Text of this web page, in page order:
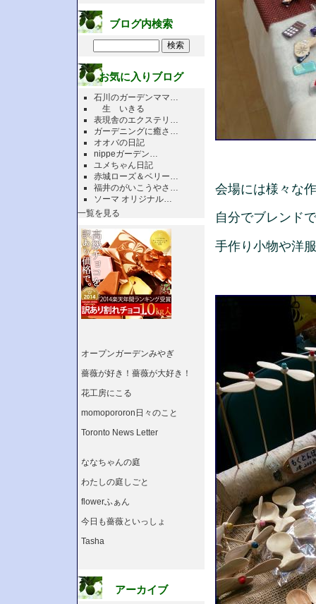
会場には様々な
自分でブレンド
手作り小物や洋
ブログ内検索
お気に入りブログ
石川のガーデンママ…
生 いきる
表現舎のエクステリ…
ガーデニングに癒さ…
オオバの日記
nippeガーデン…
ユメちゃん日記
赤城ローズ＆ベリー…
福井のがいこうやさ…
ソーマ オリジナル…
一覧を見る
オープンガーデンみやぎ
薔薇が好き！薔薇が大好き！
花工房にこる
momopororon日々のこと
Toronto News Letter
ななちゃんの庭
わたしの庭しごと
flowerふぁん
今日も薔薇といっしょ
Tasha
アーカイブ